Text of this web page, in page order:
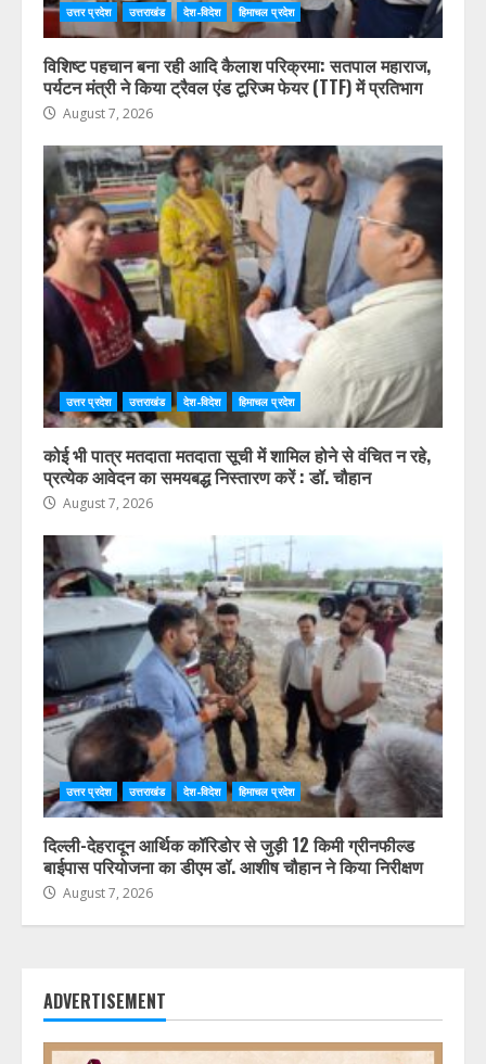
उत्तर प्रदेश उत्तराखंड देश-विदेश हिमाचल प्रदेश
विशिष्ट पहचान बना रही आदि कैलाश परिक्रमा: सतपाल महाराज,
पर्यटन मंत्री ने किया ट्रैवल एंड टूरिज्म फेयर (TTF) में प्रतिभाग
August 7, 2026
उत्तर प्रदेश उत्तराखंड देश-विदेश हिमाचल प्रदेश
कोई भी पात्र मतदाता मतदाता सूची में शामिल होने से वंचित न रहे,
प्रत्येक आवेदन का समयबद्ध निस्तारण करें : डॉ. चौहान
August 7, 2026
उत्तर प्रदेश उत्तराखंड देश-विदेश हिमाचल प्रदेश
दिल्ली-देहरादून आर्थिक कॉरिडोर से जुड़ी 12 किमी ग्रीनफील्ड
बाईपास परियोजना का डीएम डॉ. आशीष चौहान ने किया निरीक्षण
August 7, 2026
ADVERTISEMENT